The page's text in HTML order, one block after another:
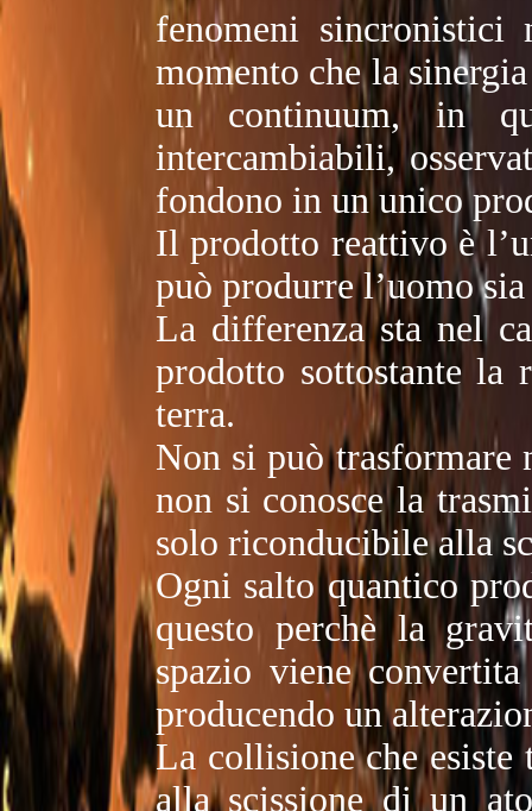
fenomeni sincronistici
momento che la
un continuum, in
intercambiabili,
fondono in un unico
Il prodotto reattivo è
può produrre l’uomo
La differenza sta nel
prodotto sottostante la
terra.
Non si può trasformare
non si conosce la
solo riconducibile alla
Ogni salto quantico
questo perchè la
spazio viene
producendo un
La collisione che esiste
alla scissione di un